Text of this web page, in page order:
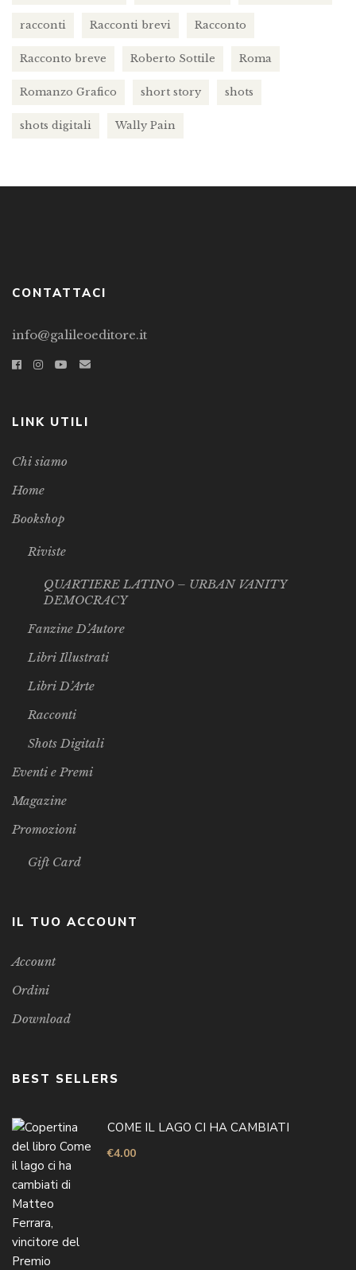
racconti Racconti brevi Racconto
Racconto breve Roberto Sottile Roma
Romanzo Grafico short story shots
shots digitali Wally Pain
CONTATTACI
info@galileoeditore.it
LINK UTILI
Chi siamo
Home
Bookshop
Riviste
QUARTIERE LATINO – URBAN VANITY
DEMOCRACY
Fanzine D’Autore
Libri Illustrati
Libri D’Arte
Racconti
Shots Digitali
Eventi e Premi
Magazine
Promozioni
Gift Card
IL TUO ACCOUNT
Account
Ordini
Download
BEST SELLERS
COME IL LAGO CI HA CAMBIATI
€4.00